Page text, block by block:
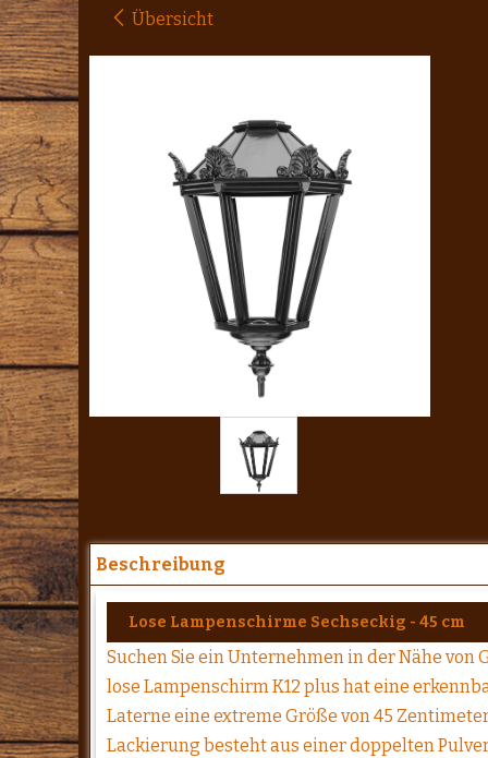
Übersicht
Beschreibung
Lose Lampenschirme Sechseckig - 45 cm
Suchen Sie ein Unternehmen in der Nähe
lose Lampenschirm K12 plus hat eine
Laterne eine extreme Größe von 45
Lackierung besteht aus einer doppelten